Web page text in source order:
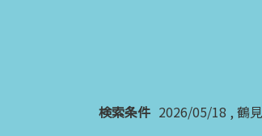
検索条件 2026/05/18 鶴